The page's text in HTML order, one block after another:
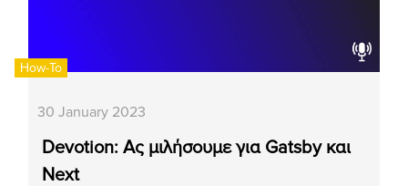
How-To
30 January 2023
Devotion: Ας μιλήσουμε για Gatsby και
Next